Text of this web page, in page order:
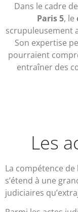
Dans le cadre
Paris 5, le
scrupuleusement
Son expertise
pourraient
entraîner des
Les
La compétence
s’étend à une
judiciaires